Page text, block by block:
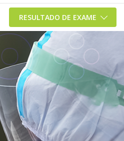
RESULTADO DE EXAME